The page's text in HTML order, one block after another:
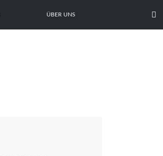
ÜBER UNS 